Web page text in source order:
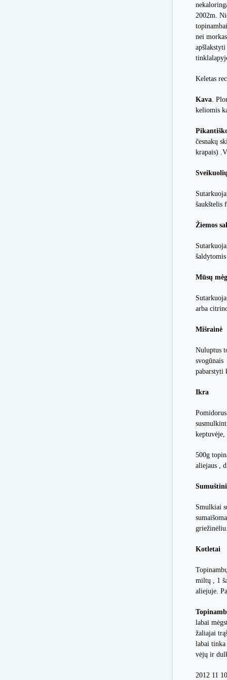
2002m.
nei
Keletas
Kava .
keliomis
česnakų
krapais)
šaukštelis
Žiemos
Mūsų
arba
Mišrainė
Nuluptus
pabarstyti
Ikra
keptuvėje,
500g
aliejaus ,
Smulkiai
Kotletai
miltų , 1
aliejuje.
labai
žaliajai
labai tinka
vėjų ir
2012 11 10